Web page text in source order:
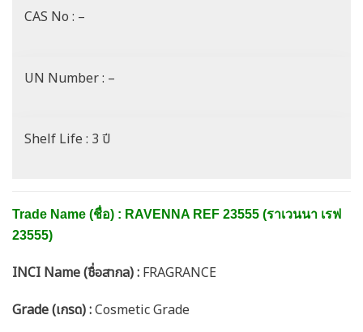
CAS No : –
UN Number : –
Shelf Life : 3 ปี
Trade Name (ชื่อ) : RAVENNA REF 23555 (ราเวนนา เรฟ
23555)
INCI Name (ชื่อสากล) : FRAGRANCE
Grade (เกรด) :Cosmetic Grade